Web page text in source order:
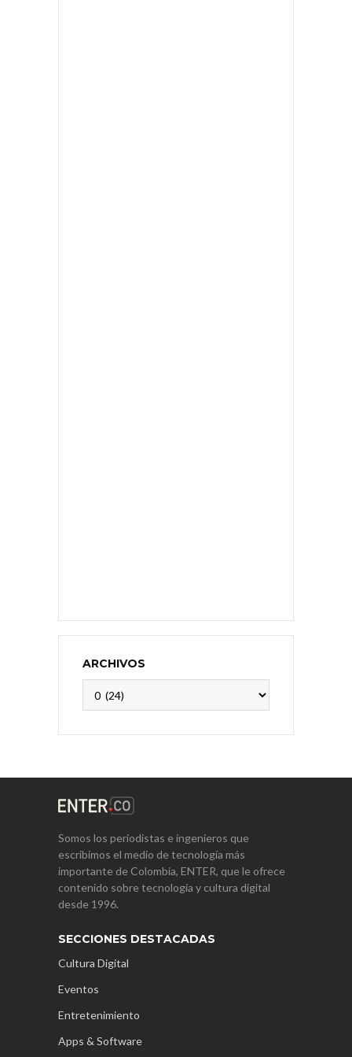
ARCHIVOS
Somos los periodistas e ingenieros que
escribimos el medio de tecnología más
importante de Colombia, ENTER, que le ofrece
contenido sobre tecnología y cultura digital
desde 1996.
SECCIONES DESTACADAS
Cultura Digital
Eventos
Entretenimiento
Apps & Software